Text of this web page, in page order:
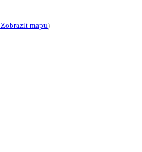
Zobrazit mapu)